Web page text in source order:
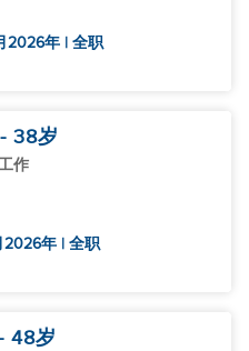
2026年 | 全职
- 38岁
作
2026年 | 全职
48岁